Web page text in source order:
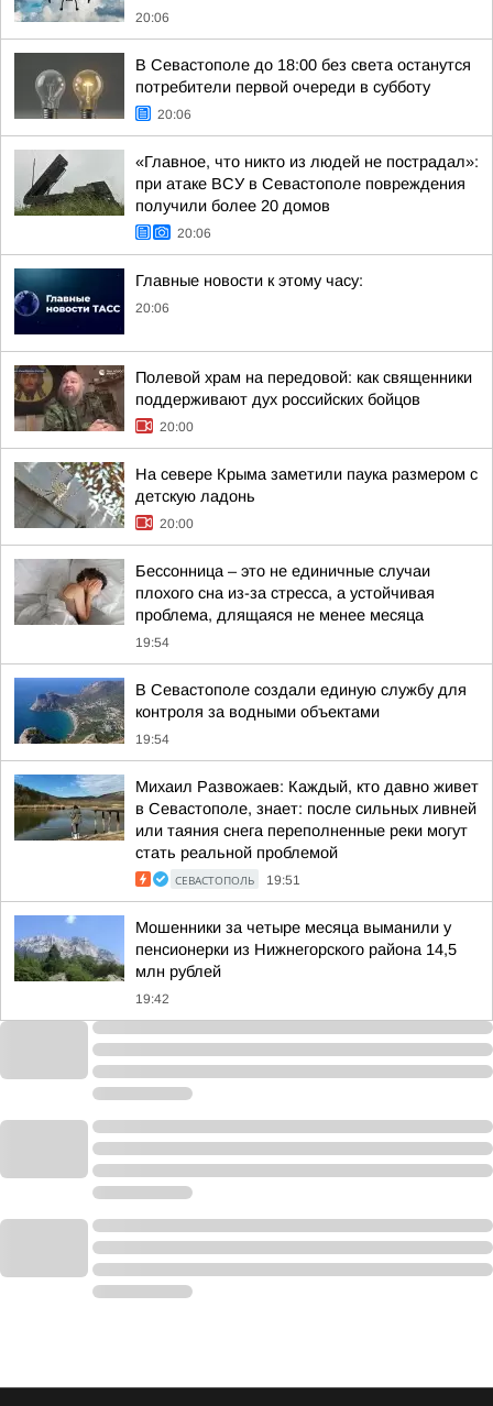
20:06
В Севастополе до 18:00 без света останутся
потребители первой очереди в субботу
20:06
«Главное, что никто из людей не пострадал»:
при атаке ВСУ в Севастополе повреждения
получили более 20 домов
20:06
Главные новости к этому часу:
20:06
Полевой храм на передовой: как священники
поддерживают дух российских бойцов
20:00
На севере Крыма заметили паука размером с
детскую ладонь
20:00
Бессонница – это не единичные случаи
плохого сна из-за стресса, а устойчивая
проблема, длящаяся не менее месяца
19:54
В Севастополе создали единую службу для
контроля за водными объектами
19:54
Михаил Развожаев: Каждый, кто давно живет
в Севастополе, знает: после сильных ливней
или таяния снега переполненные реки могут
стать реальной проблемой
СЕВАСТОПОЛЬ 19:51
Мошенники за четыре месяца выманили у
пенсионерки из Нижнегорского района 14,5
млн рублей
19:42